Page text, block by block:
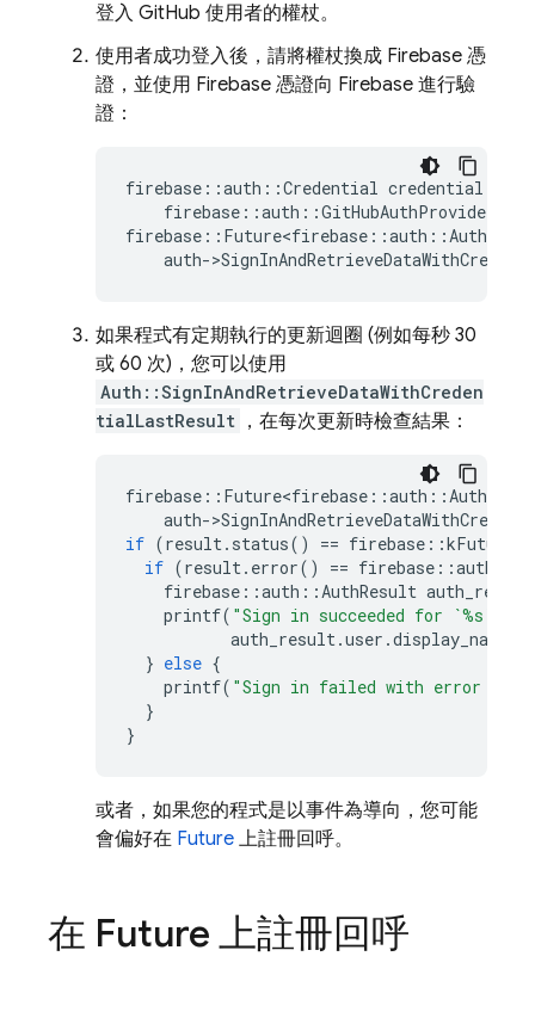
登入 GitHub 使用者的權杖。
使用者成功登入後，請將權杖換成 Firebase 憑
證，並使用 Firebase 憑證向 Firebase 進行驗
證：
firebase ::auth ::Credential credential
firebase ::auth ::GitHubAuthProvider
firebase :: Future<firebase ::auth ::
auth->
如果程式有定期執行的更新迴圈 (例如每秒 30
或 60 次)，您可以使用
Auth::SignInAndRetrieveDataWithCreden
tialLastResult ，在每次更新時檢查結果：
firebase :: Future<firebase ::auth ::
auth->
if (result. status() == firebase ::
if (result. error() == firebase ::auth
firebase ::auth ::AuthResult auth_result
printf( "Sign in succeeded for `%s`
auth_result.user .display_name
} else {
printf( "Sign in failed with error '%s'
}
}
或者，如果您的程式是以事件為導向，您可能
會偏好在 Future 上註冊回呼。
在 Future 上註冊回呼